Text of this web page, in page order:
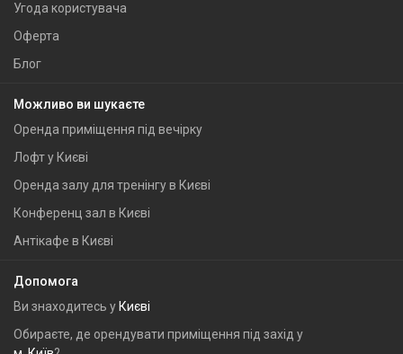
Угода користувача
Оферта
Блог
Можливо ви шукаєте
Оренда приміщення під вечірку
Лофт у Києві
Оренда залу для тренінгу в Києві
Конференц зал в Києві
Антікафе в Києві
Допомога
Ви знаходитесь у Києві
Обираєте, де орендувати приміщення під захід у